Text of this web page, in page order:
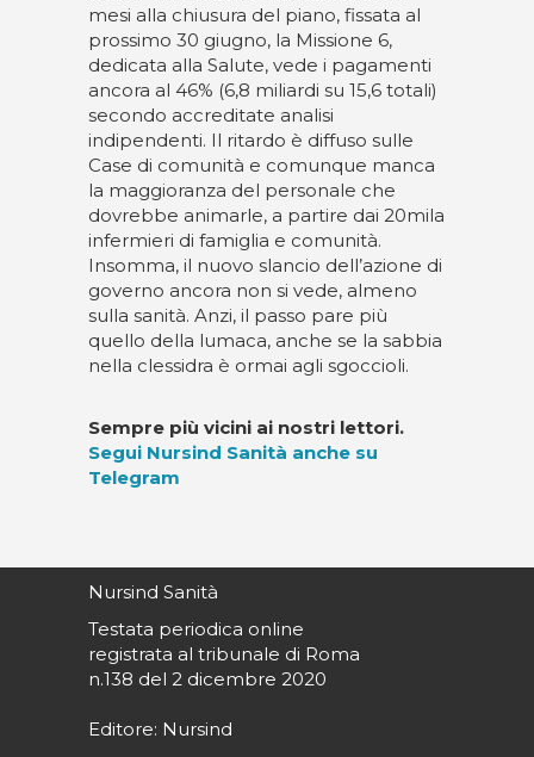
mesi alla chiusura del piano, fissata al
prossimo 30 giugno, la Missione 6,
dedicata alla Salute, vede i pagamenti
ancora al 46% (6,8 miliardi su 15,6 totali)
secondo accreditate analisi
indipendenti. Il ritardo è diffuso sulle
Case di comunità e comunque manca
la maggioranza del personale che
dovrebbe animarle, a partire dai 20mila
infermieri di famiglia e comunità.
Insomma, il nuovo slancio dell’azione di
governo ancora non si vede, almeno
sulla sanità. Anzi, il passo pare più
quello della lumaca, anche se la sabbia
nella clessidra è ormai agli sgoccioli.
Sempre più vicini ai nostri lettori.
Segui Nursind Sanità anche su
Telegram
Nursind Sanità
Testata periodica online
registrata al tribunale di Roma
n.138 del 2 dicembre 2020
Editore: Nursind